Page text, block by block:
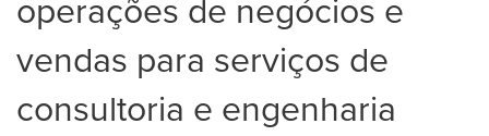
operações de negócios e
vendas para serviços de
consultoria e engenharia